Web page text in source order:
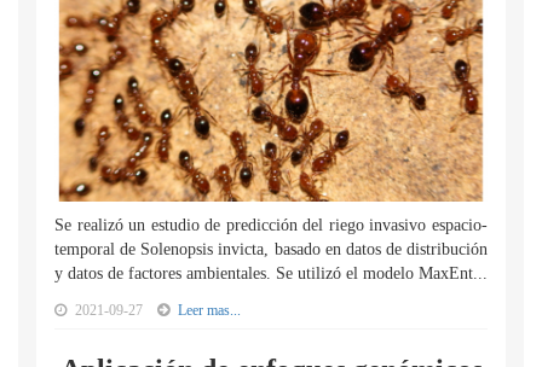
Se realizó un estudio de predicción del riego invasivo espacio-
temporal de Solenopsis invicta, basado en datos de distribución
y datos de factores ambientales. Se utilizó el modelo MaxEnt...
2021-09-27 Leer mas...